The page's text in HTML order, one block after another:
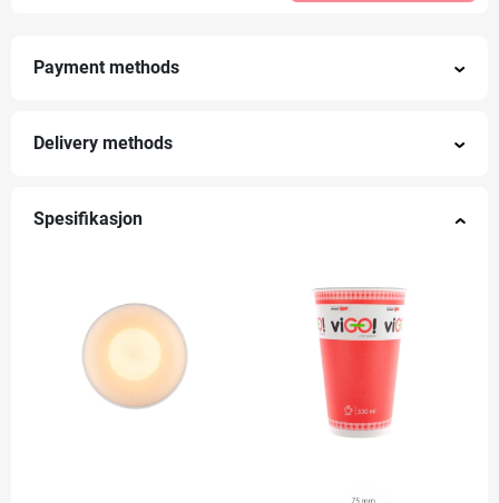
Payment methods
Delivery methods
Spesifikasjon